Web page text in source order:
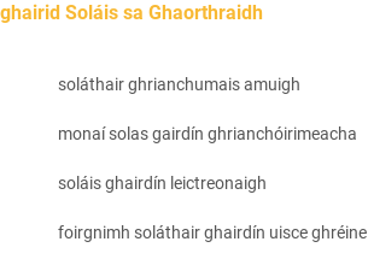
ghairid Soláis sa Ghaorthraidh
soláthair ghrianchumais amuigh
monaí solas gairdín ghrianchóirimeacha
soláis ghairdín leictreonaigh
foirgnimh soláthair ghairdín uisce ghréine